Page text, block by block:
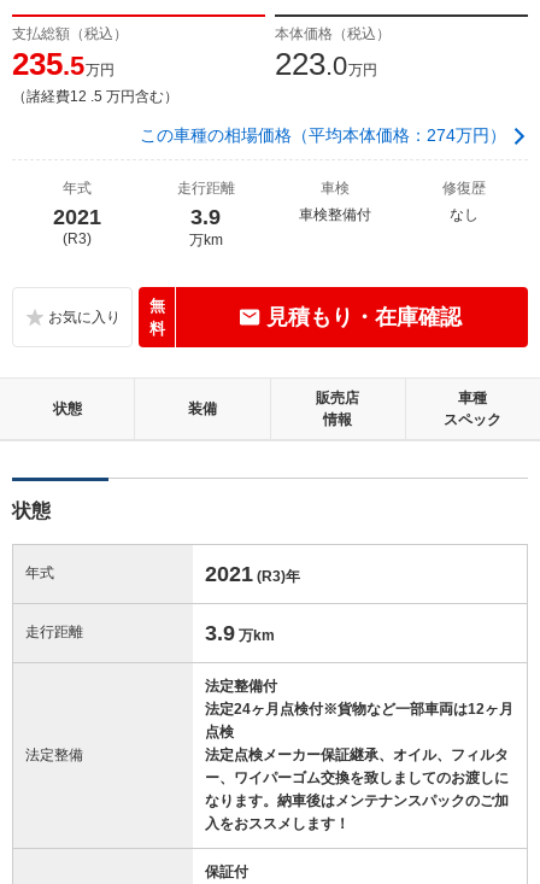
支払総額（税込）
235.5万円
（諸経費12 .5 万円含む）
本体価格（税込）
223.0万円
この車種の相場価格（平均本体価格：274万円）
年式
2021
(R3)
走行距離
3.9
万km
車検
車検整備付
修復歴
なし
無
料
見積もり・在庫確認
状態 装備
販売店
情報
車種
スペック
状態
年式 2021 (R3)年
走行距離 3.9 万km
法定整備
法定整備付
法定24ヶ月点検付※貨物など一部車両は12ヶ月
点検
法定点検メーカー保証継承、オイル、フィルタ
ー、ワイパーゴム交換を致しましてのお渡しに
なります。納車後はメンテナンスパックのご加
入をおススメします！
保証付